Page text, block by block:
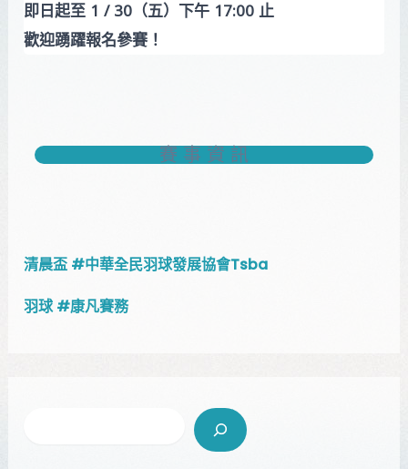
即日起至 1 / 30（五）下午 17:00 止
歡迎踴躍報名參賽！
賽 事 資 訊
清晨盃 #中華全民羽球發展協會tsba
羽球 #康凡賽務